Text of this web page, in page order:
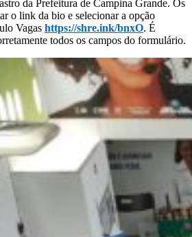
da Prefeitura de Campina Grande. Os
o link da bio e selecionar a opção
Vagas https://shre.ink/bnxO. É
todos os campos do formulário.